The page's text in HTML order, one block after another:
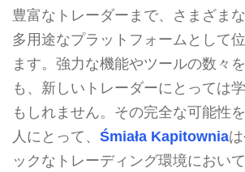
豊富なトレーダーまで、さまざま
多用途なプラットフォームとして
ます。強力な機能やツールの数々
も、新しいトレーダーにとっては
もしれません。その完全な可能性
人にとって、 Śmiała Kapitownia
ックなトレーディング環境におい